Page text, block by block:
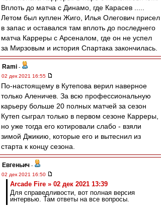
Вплоть до матча с Динамо, где Карасев .....
Летом был куплен Жиго, Илья Олегович присел
в запас и оставался там вплоть до последнего
матча Карреры с Арсеналом, где он не успел
за Мирзовым и история Спартака закончилась.
Rami -
02 дек 2021 16:55
По-настоящему в Кутепова верил наверное
только Аленичев. За всю профессиональную
карьеру больше 20 полных матчей за сезон
Кутеп сыграл только в первом сезоне Карреры,
но уже тогда его котировали слабо - взяли
зимой Джикию, которые его и вытеснил из
старта к концу сезона.
Евгеньич -
02 дек 2021 16:50
Arcade Fire » 02 дек 2021 13:39
Для справедливости, вот полная версия
интервью. Там ответы на все вопросы.